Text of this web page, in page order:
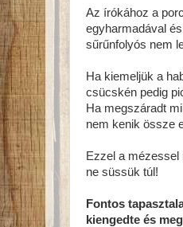
Az írókához a
egyharmadával
sűrűnfolyós nem
Ha kiemeljük a
csücskén pedig
Ha megszáradt
nem kenik össze
Ezzel a mézessel
ne süssük túl!
Fontos
kiengedte és